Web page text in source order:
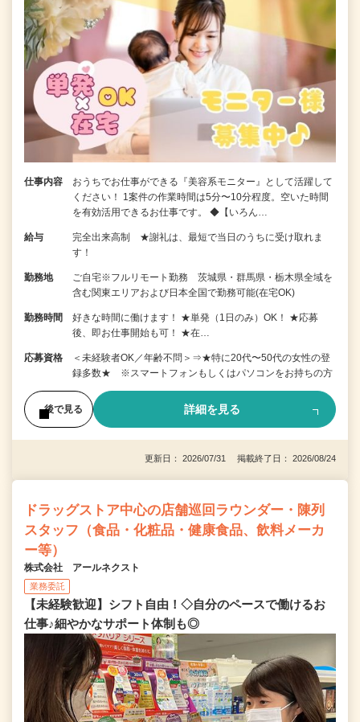
仕事内容
おうちでお仕事ができる『美容系モニター』として活躍して
ください！ 1案件の作業時間は5分〜10分程度。空いた時間
を有効活用できるお仕事です。 ◆【いろん…
給与
完全出来高制 ★謝礼は、最短で当日のうちに受け取れま
す！
勤務地
ご自宅※フルリモート勤務 茨城県・群馬県・栃木県全域を
含む関東エリアおよび日本全国で勤務可能(在宅OK)
勤務時間
好きな時間に働けます！ ★単発（1日のみ）OK！ ★応募
後、即お仕事開始も可！ ★在…
応募資格
＜未経験者OK／年齢不問＞⇒★特に20代〜50代の女性の登
録多数★ ※スマートフォンもしくはパソコンをお持ちの方
後で見る 詳細を見る
更新日： 2026/07/31 掲載終了日： 2026/08/24
ドラッグストア中心の店舗巡回ラウンダー・陳列
スタッフ（食品・化粧品・健康食品、飲料メーカ
ー等）
株式会社 アールネクスト
業務委託
【未経験歓迎】シフト自由！◇自分のペースで働けるお
仕事♪細やかなサポート体制も◎